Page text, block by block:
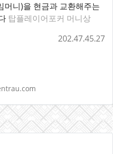
머니)을 현금과 교환해주는
탑플레이어포커 머니상
202.47.45.27